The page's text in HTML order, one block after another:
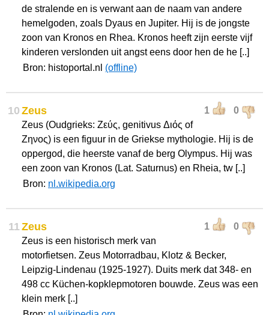
de stralende en is verwant aan de naam van andere
hemelgoden, zoals Dyaus en Jupiter. Hij is de jongste
zoon van Kronos en Rhea. Kronos heeft zijn eerste vijf
kinderen verslonden uit angst eens door hen de he [..]
Bron: histoportal.nl (offline)
10 1 0
Zeus
Zeus (Oudgrieks: Ζεύς, genitivus Διός of
Ζηνος) is een figuur in de Griekse mythologie. Hij is de
oppergod, die heerste vanaf de berg Olympus. Hij was
een zoon van Kronos (Lat. Saturnus) en Rheia, tw [..]
Bron: nl.wikipedia.org
11 1 0
Zeus
Zeus is een historisch merk van
motorfietsen. Zeus Motorradbau, Klotz & Becker,
Leipzig-Lindenau (1925-1927). Duits merk dat 348- en
498 cc Küchen-kopklepmotoren bouwde. Zeus was een
klein merk [..]